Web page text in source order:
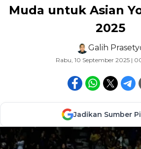
Muda untuk Asian
2025
Galih
Rabu, 10 September 2025 |
Jadikan Sumber